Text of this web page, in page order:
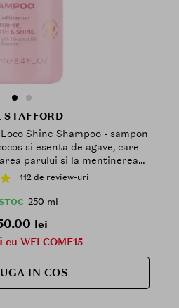
STAFFORD
Shine Shampoo - sampon
si esenta de agave, care
parului si la mentinerea
- 250 ml
112 de review-uri
250 ml
lei
cu WELCOME15
IN COS